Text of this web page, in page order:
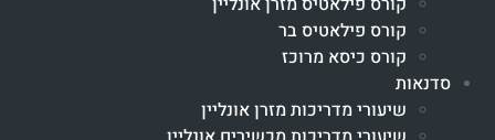
קורס פילאטיס בר
קורס כיסא מרוכז
סדנאות
שיעורי מדריכות מזרן אונליין